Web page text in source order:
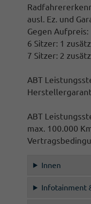
ausl. Ez. und
Gegen Aufpreis:
6 Sitzer: 1
7 Sitzer: 2
ABT
ABT
max. 100.000
Innen
Infotainment